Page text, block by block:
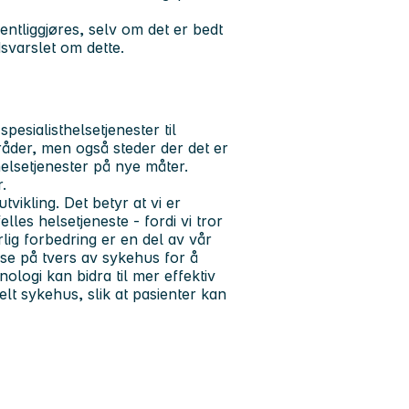
selv om det er bedt
om dette.
til
men også steder der det er
på nye måter.
Det betyr at vi er
helsetjeneste - fordi vi tror
forbedring er en del av vår
på tvers av sykehus for å
kan bidra til mer effektiv
sykehus, slik at pasienter kan